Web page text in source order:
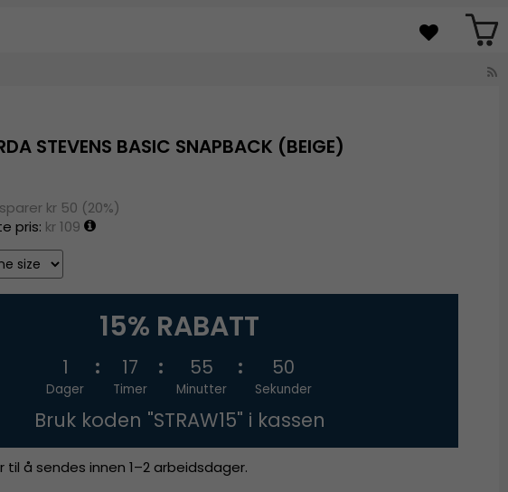
STEVENS BASIC SNAPBACK (BEIGE)
kr 50 (20%)
pris: kr 109
15% RABATT
1
Dager
17
Timer
55
Minutter
50
Sekunder
Bruk koden "STRAW15" i kassen
til å sendes innen 1–2 arbeidsdager.